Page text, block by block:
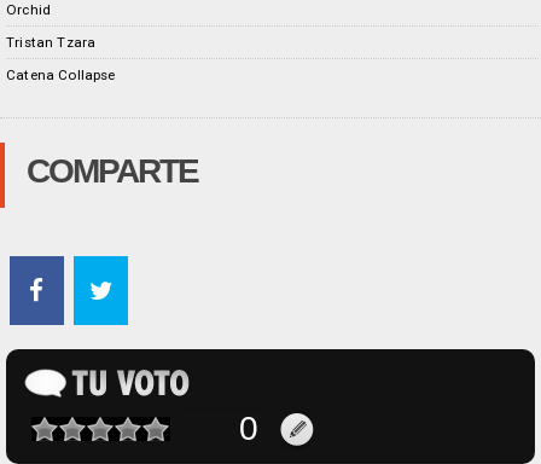
Orchid
Tristan Tzara
Catena Collapse
COMPARTE